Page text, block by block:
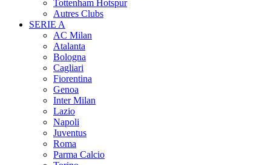
Tottenham Hotspur
Autres Clubs
SERIE A
AC Milan
Atalanta
Bologna
Cagliari
Fiorentina
Genoa
Inter Milan
Lazio
Napoli
Juventus
Roma
Parma Calcio